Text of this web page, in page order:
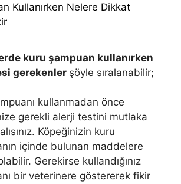
Kullanırken Nelere Dikkat
kuru şampuan kullanırken
gerekenler şöyle sıralanabilir;
kullanmadan önce
gerekli alerji testini mutlaka
Köpeğinizin kuru
içinde bulunan maddelere
Gerekirse kullandığınız
bir veterinere göstererek fikir